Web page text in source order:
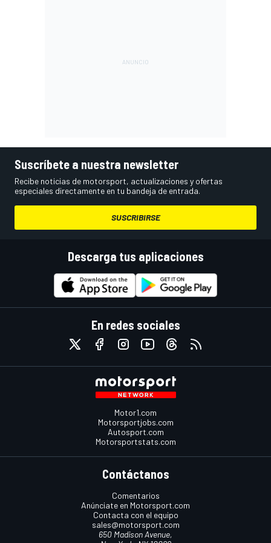
Suscríbete a nuestra newsletter
Recibe noticias de motorsport, actualizaciones y ofertas
especiales directamente en tu bandeja de entrada.
SUSCRIBIRSE
Descarga tus aplicaciones
En redes sociales
Motor1.com
Motorsportjobs.com
Autosport.com
Motorsportstats.com
Contáctanos
Comentarios
Anúnciate en Motorsport.com
Contacta con el equipo
sales@motorsport.com
650 Madison Avenue,